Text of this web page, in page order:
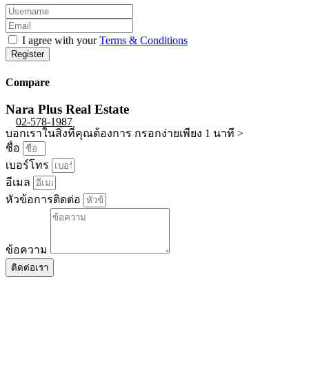
I agree with yourTerms & Conditions
Register
Compare
Nara Plus Real Estate
02-578-1987
บอกเราในสิ่งที่คุณต้องการ กรอกง่ายเพียง 1 นาที >
ชื่อ
เบอร์โทร
อีเมล
หัวข้อการติดต่อ
ข้อความ
ติดต่อเรา